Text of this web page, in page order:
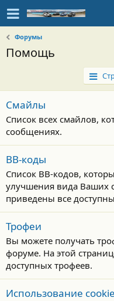
Форумы
Помощь
Смайлы
Список всех смайлов,
сообщениях.
BB-коды
Список BB-кодов,
улучшения вида Ваших
приведены все
Трофеи
Вы можете получать
форуме. На этой
доступных трофеев.
Использование cookie